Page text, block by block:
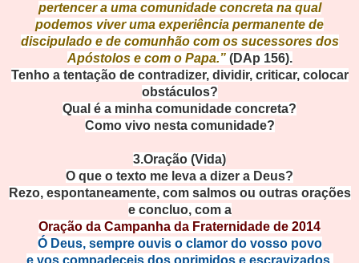
pertencer a uma comunidade concreta na qual
podemos viver uma experiência permanente de
discipulado e de comunhão com os sucessores dos
Apóstolos e com o Papa.” (DAp 156).
Tenho a tentação de contradizer, dividir, criticar, colocar
obstáculos?
Qual é a minha comunidade concreta?
Como vivo nesta comunidade?
3.Oração (Vida)
O que o texto me leva a dizer a Deus?
Rezo, espontaneamente, com salmos ou outras orações
e concluo, com a
Oração da Campanha da Fraternidade de 2014
Ó Deus, sempre ouvis o clamor do vosso povo